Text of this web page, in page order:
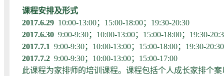
课程安排及形式
2017.6.29 10:00-13:00；15:00-18:00；19:30-20:30
2017.6.30 9:00-9:30；10:00-13:00；15:00-18:00；19:30-
2017.7.1 9:00-9:30；10:00-13:00；15:00-18:00；19:30-20:30
2017.7.2 9:00-9:30；10:00-13:00；15:00-17:00
此课程为家排师的培训课程。课程包括个人成长家排个